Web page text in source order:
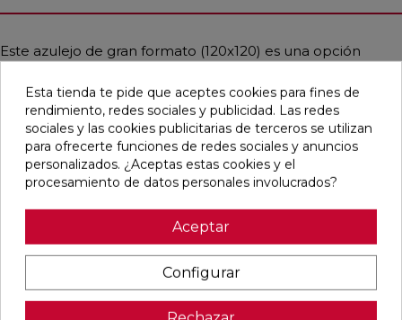
Este azulejo de gran formato (120x120) es una opción
esmaltado, texturado y mate, y bordes rectificados, es ideal
tanto para pavimentos como para revestimientos en
baños, cocinas, áreas residenciales y comerciales. Su estilo
contemporáneo con toques rústicos y artesanales,
inspirado en el diseño mediterráneo, simula el aspecto del
cemento en un sofisticado color gris perla.
Pensamos que te puede interesar
favorite
Esta tienda te pide que aceptes cookies para fines de
rendimiento, redes sociales y publicidad. Las redes
sociales y las cookies publicitarias de terceros se utilizan
para ofrecerte funciones de redes sociales y anuncios
personalizados. ¿Aceptas estas cookies y el
procesamiento de datos personales involucrados?
Aceptar
Configurar